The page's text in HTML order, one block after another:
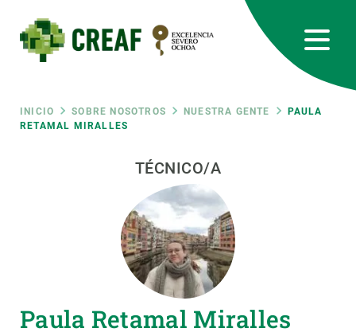
contenido
principal
Ruta
navegación
INICIO SOBRE NOSOTROS NUESTRA GENTE
PAULA
RETAMAL MIRALLES
TÉCNICO/A
Paula Retamal Miralles
RRSS
Featured
responsive
Responsive
CIENCIA EN ACCIÓN